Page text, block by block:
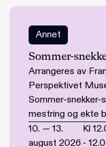
Annet
Sommer-
Arrangeres av
Perspektivet
Sommer-snekker-
mestring og ekte
10. — 13.
august 2026
Kl
-